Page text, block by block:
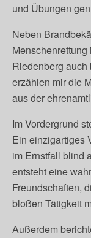
und Übungen
Neben
Riedenberg auch
erzählen mir die
aus der
Im Vordergrund
Ein einzigartiges
im Ernstfall blind
entsteht eine
Freundschaften,
bloßen Tätigkeit
Außerdem